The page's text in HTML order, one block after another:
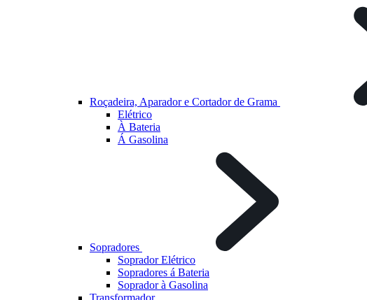
Roçadeira, Aparador e Cortador de Grama
Elétrico
À Bateria
Á Gasolina
Sopradores
Soprador Elétrico
Sopradores á Bateria
Soprador à Gasolina
Transformador